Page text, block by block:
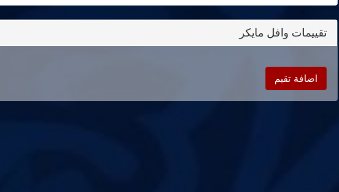
تقييمات وافل مايكر
اضافة تقيم